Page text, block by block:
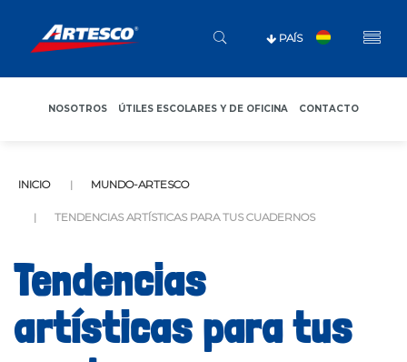
PAÍS
NOSOTROS ÚTILES ESCOLARES Y DE OFICINA CONTACTO
INICIO MUNDO-ARTESCO
TENDENCIAS ARTÍSTICAS PARA TUS CUADERNOS
Tendencias
artísticas para tus